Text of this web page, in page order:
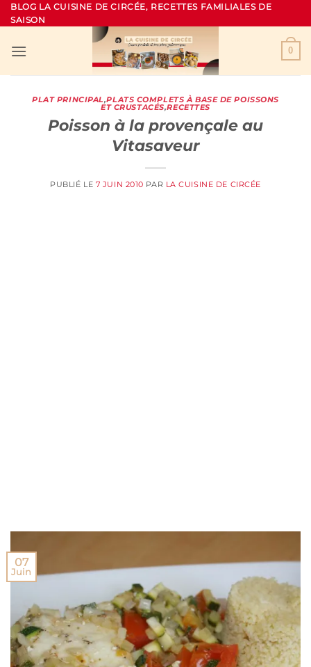
Passer
au
BLOG LA CUISINE DE CIRCÉE, RECETTES FAMILIALES DE
SAISON
0
PLAT PRINCIPAL,PLATS COMPLETS À BASE DE POISSONS
ET CRUSTACÉS,RECETTES
Poisson à la provençale au
Vitasaveur
PUBLIÉ LE 7 JUIN 2010 PAR LA CUISINE DE CIRCÉE
07
Juin